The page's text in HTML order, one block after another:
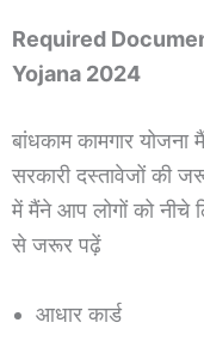
Required
Yojana 2024
बांधकाम कामगार
सरकारी दस्तावेजों की
में मैंने आप लोगों को नीचे
से जरूर पढ़ें
आधार कार्ड